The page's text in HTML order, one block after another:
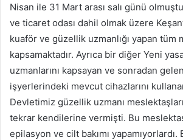
Nisan ile 31 Mart arası salı günü
ve ticaret odası dahil olmak üzere
kuaför ve güzellik uzmanlığı yapan tüm
kapsamaktadır. Ayrıca bir diğer Yeni
uzmanlarını kapsayan ve sonradan
işyerlerindeki mevcut cihazlarını
Devletimiz güzellik uzmanı
tekrar kendilerine vermişti. Bu
epilasyon ve cilt bakımı